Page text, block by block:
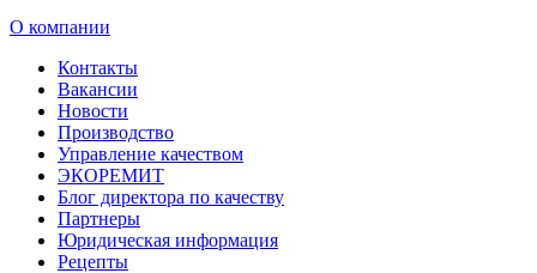
О компании
Контакты
Вакансии
Новости
Производство
Управление качеством
ЭКОРЕМИТ
Блог директора по качеству
Партнеры
Юридическая информация
Рецепты